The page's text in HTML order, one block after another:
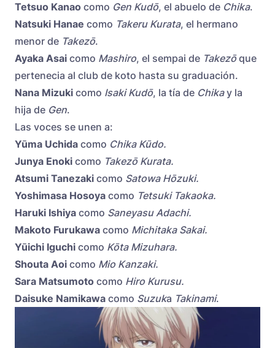
Tetsuo Kanao como Gen Kudō, el abuelo de Chika.
Natsuki Hanae como Takeru Kurata, el hermano
menor de Takezō.
Ayaka Asai como Mashiro, el sempai de Takezōque
pertenecia al club de koto hasta su graduación.
Nana Mizuki como Isaki Kudō, la tía de Chikay la
hija de Gen.
Las voces se unen a:
Yūma Uchida como Chika Kūdo.
Junya Enoki como Takezō Kurata.
Atsumi Tanezaki como Satowa Hōzuki.
Yoshimasa Hosoya como Tetsuki Takaoka.
Haruki Ishiya como Saneyasu Adachi.
Makoto Furukawa como Michitaka Sakai.
Yūichi Iguchi como Kōta Mizuhara.
Shouta Aoi como Mio Kanzaki.
Sara Matsumoto como Hiro Kurusu.
Daisuke Namikawa como Suzuka Takinami.